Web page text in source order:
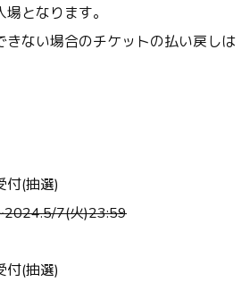
となります。
きない場合のチケットの払い戻しは
付(抽選)
7(火)23:59
付(抽選)